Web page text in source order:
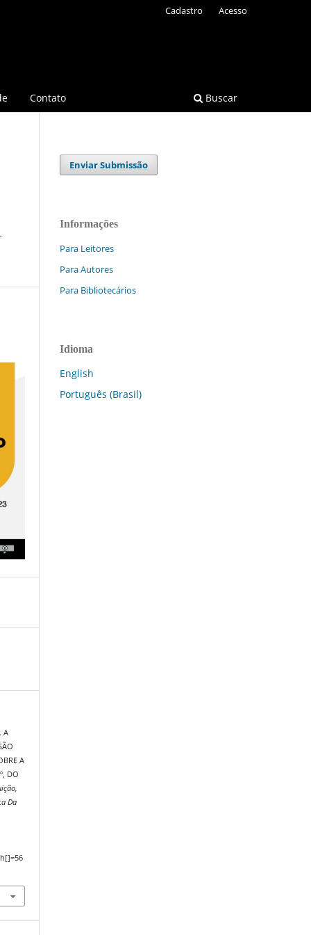
Contato Buscar
Cadastro Acesso
A
A
DO
Da
Enviar Submissão
Informações
Para Leitores
Para Autores
Para Bibliotecários
Idioma
English
Português (Brasil)